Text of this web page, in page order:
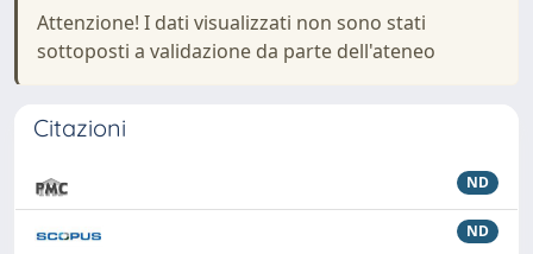
Attenzione! I dati visualizzati non sono stati
sottoposti a validazione da parte dell'ateneo
Citazioni
ND
ND